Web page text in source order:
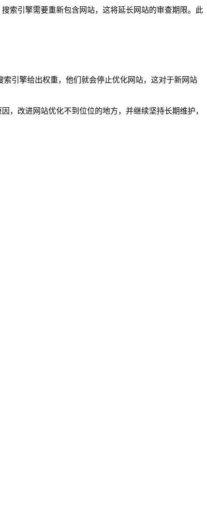
索引擎需要重新包含网站，这将延长网站的审查期限。此
引擎给出权重，他们就会停止优化网站，这对于新网站
改进网站优化不到位位的地方，并继续坚持长期维护，